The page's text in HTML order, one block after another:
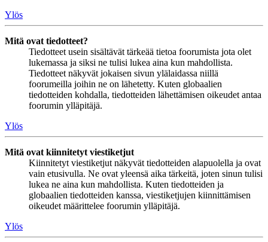
Ylös
Mitä ovat tiedotteet?
Tiedotteet usein sisältävät tärkeää tietoa foorumista jota olet
lukemassa ja siksi ne tulisi lukea aina kun mahdollista.
Tiedotteet näkyvät jokaisen sivun ylälaidassa niillä
foorumeilla joihin ne on lähetetty. Kuten globaalien
tiedotteiden kohdalla, tiedotteiden lähettämisen oikeudet antaa
foorumin ylläpitäjä.
Ylös
Mitä ovat kiinnitetyt viestiketjut
Kiinnitetyt viestiketjut näkyvät tiedotteiden alapuolella ja ovat
vain etusivulla. Ne ovat yleensä aika tärkeitä, joten sinun tulisi
lukea ne aina kun mahdollista. Kuten tiedotteiden ja
globaalien tiedotteiden kanssa, viestiketjujen kiinnittämisen
oikeudet määrittelee foorumin ylläpitäjä.
Ylös